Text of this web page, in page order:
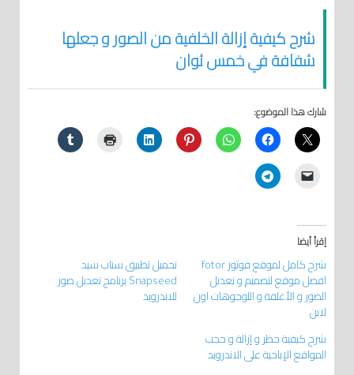
شرح كيفية إزالة الخلفية من الصور و جعلها
شفافة في خمس ثوان
شارك هذا الموضوع:
إقرأ أيضا
شرح كامل لموقع فوتور fotor
افضل موقع لتصميم و تعديل
الصور و الأغلفة و اللوجوهات اون
لاين
تحميل تطبيق سناب سيد
Snapseed برنامج تعديل صور
للاندرويد
شرح كيفية حظر و إزالة و حجب
المواقع الإباحية على الاندرويد